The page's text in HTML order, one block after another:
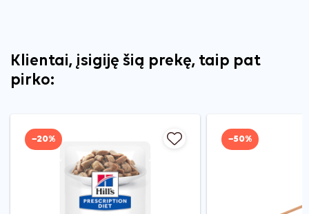
Klientai, įsigiję šią prekę, taip pat
pirko:
−20% −50%